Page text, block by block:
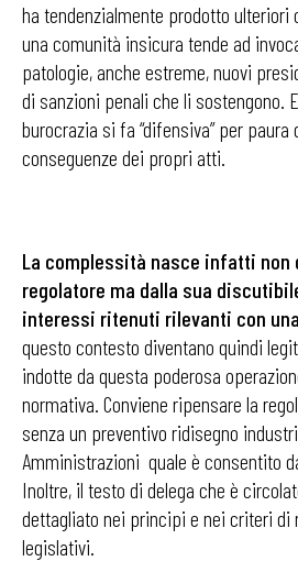
ha tendenzialmente prodotto ulteriori
una comunità insicura tende ad
patologie, anche estreme, nuovi
di sanzioni penali che li sostengono.
burocrazia si fa “difensiva” per paura
conseguenze dei propri atti.
La complessità nasce infatti non
regolatore ma dalla sua
interessi ritenuti rilevanti con
questo contesto diventano quindi
indotte da questa poderosa
normativa. Conviene ripensare la
senza un preventivo ridisegno
Amministrazioni quale è consentito
Inoltre, il testo di delega che è
dettagliato nei principi e nei criteri di
legislativi.